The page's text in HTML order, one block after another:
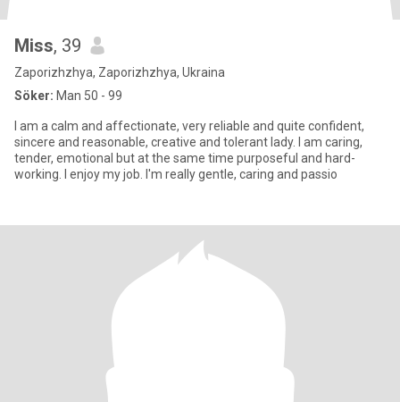
Miss, 39
Zaporizhzhya, Zaporizhzhya, Ukraina
Söker: Man 50 - 99
I am a calm and affectionate, very reliable and quite confident,
sincere and reasonable, creative and tolerant lady. I am caring,
tender, emotional but at the same time purposeful and hard-
working. I enjoy my job. I'm really gentle, caring and passio